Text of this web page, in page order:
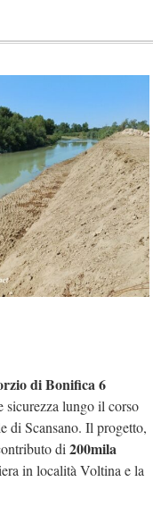
di Bonifica 6
sicurezza lungo il corso
di Scansano. Il progetto,
di200mila
in località Voltina e la